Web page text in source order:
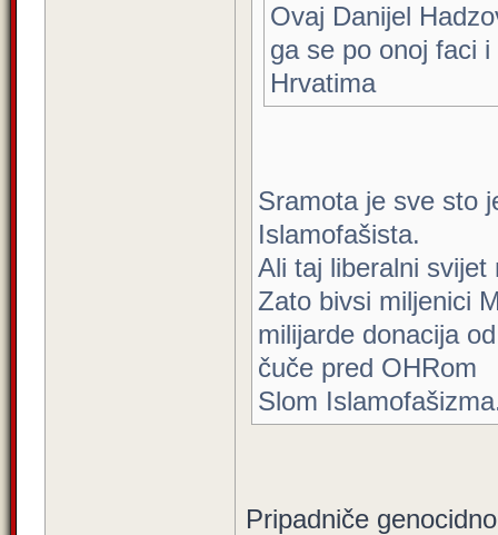
Ovaj Danijel
ga se po onoj faci
Hrvatima
Sramota je sve sto
Islamofašista.
Ali taj liberalni
Zato bivsi miljenici
milijarde donacija
čuče pred OHRom
Slom
Pripadniče